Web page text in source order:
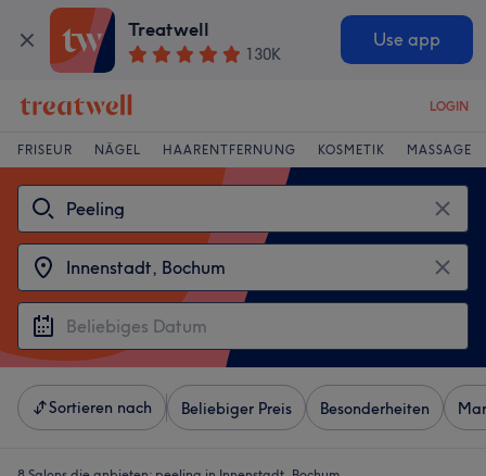
Treatwell
130K
Use app
LOGIN
FRISEUR NÄGEL HAARENTFERNUNG KOSMETIK MASSAGE
Sortieren nach Beliebiger Preis Besonderheiten